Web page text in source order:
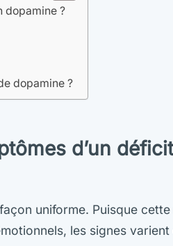
dopamine ?
dopamine ?
d’un
uniforme. Puisque
les signes varient